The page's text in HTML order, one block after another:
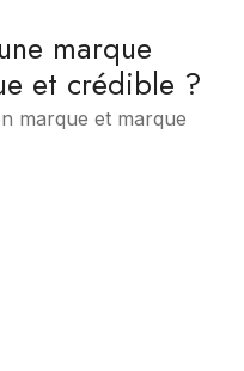
marque
et crédible ?
marque et marque